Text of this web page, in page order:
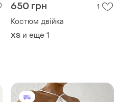
650 грн 1
Костюм двійка
ХS и еще 1